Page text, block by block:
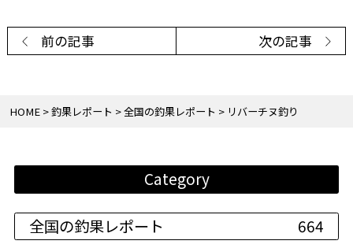
Category
全国の釣果レポート 664
HOME 釣果レポート 全国の釣果レポート リバーチヌ釣り
前の記事 次の記事